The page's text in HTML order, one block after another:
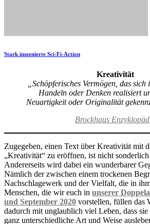
Stark inszenierte Sci-Fi-Action
Kreativität
„Schöpferisches Vermögen, das
Handeln oder Denken realisiert
Neuartigkeit oder Originalität
Brockhaus
Zugegeben, einen Text über Kreativität mit
„Kreativität“ zu eröffnen, ist nicht
Andererseits wird dabei ein wunderbarer
Nämlich der zwischen einem trockenen
Nachschlagewerk und der Vielfalt, die in
Menschen, die wir euch in unserer
und September 2020 vorstellen, füllen das
dadurch mit unglaublich viel Leben, dass
ganz unterschiedliche Art und Weise